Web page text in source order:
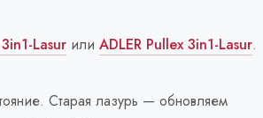
Lasur или ADLER Pullex 3in1-Lasur.
Старая лазурь — обновляем